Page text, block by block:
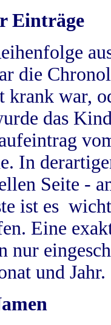
Einträge
die
krank war,
das
In
Seite -
ist es
Eine
nur
und Jahr.